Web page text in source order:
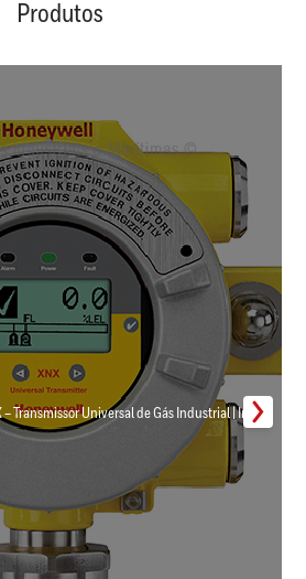
Produtos
– Transmissor Universal de Gás Industrial | Inmar